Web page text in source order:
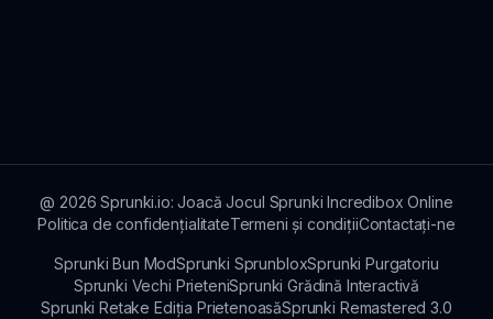
@ 2026 Sprunki.io: Joacă Jocul Sprunki Incredibox Online
Politica de confidențialitateTermeni și condițiiContactați-ne
Sprunki Bun ModSprunki SprunbloxSprunki Purgatoriu
Sprunki Vechi PrieteniSprunki Grădină Interactivă
Sprunki Retake Ediția PrietenoasăSprunki Remastered 3.0